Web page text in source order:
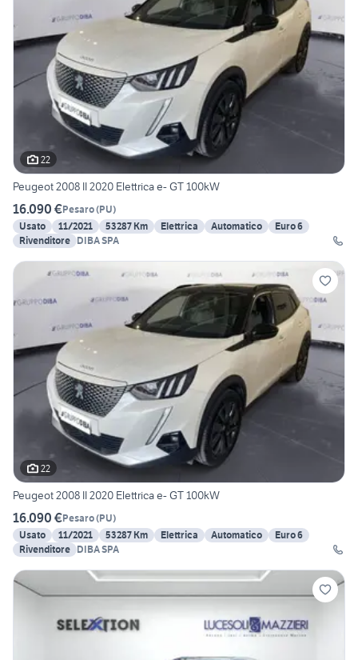
22
Peugeot 2008 II 2020 Elettrica e- GT 100kW
16.090 €Pesaro(PU)
Usato
11/2021 53287 Km Elettrica Automatico
Euro 6
Rivenditore DIBA SPA
22
Peugeot 2008 II 2020 Elettrica e- GT 100kW
16.090 €Pesaro(PU)
Usato
11/2021 53287 Km Elettrica Automatico
Euro 6
Rivenditore DIBA SPA